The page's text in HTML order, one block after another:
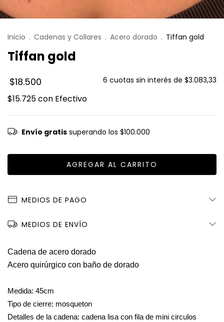
Inicio . Cadenas y Collares . Acero dorado . Tiffan gold
Tiffan gold
$18.500 6 cuotas sin interés de $3.083,33
$15.725con Efectivo
Envío gratis superando los $100.000
MEDIOS DE PAGO
MEDIOS DE ENVÍO
Cadena de acero dorado
Acero quirúrgico con baño de dorado
Medida: 45cm
Tipo de cierre: mosqueton
Detalles de la cadena: cadena lisa con fila de mini circulos